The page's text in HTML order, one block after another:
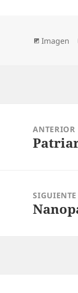
Formato
Imagen
entradas
ANTERIOR
Entrada
SIGUIENTE
Entrada